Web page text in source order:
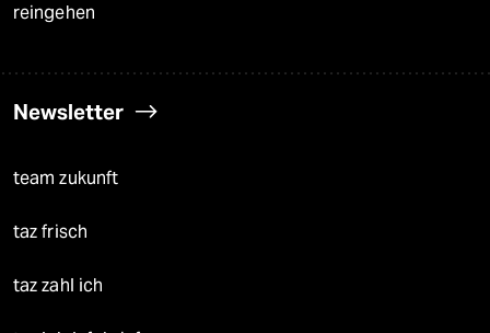
reingehen
Newsletter
team zukunft
taz frisch
taz zahl ich